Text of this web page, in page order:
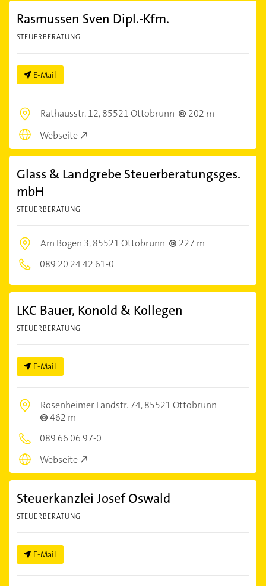
Rasmussen Sven Dipl.-Kfm.
STEUERBERATUNG
E-Mail
Rathausstr. 12,85521 Ottobrunn
202 m
Webseite
Glass & Landgrebe Steuerberatungsges.
mbH
STEUERBERATUNG
Am Bogen 3,85521 Ottobrunn
227 m
089 20 24 42 61-0
LKC Bauer, Konold & Kollegen
STEUERBERATUNG
E-Mail
Rosenheimer Landstr. 74,85521 Ottobrunn
462 m
089 66 06 97-0
Webseite
Steuerkanzlei Josef Oswald
STEUERBERATUNG
E-Mail